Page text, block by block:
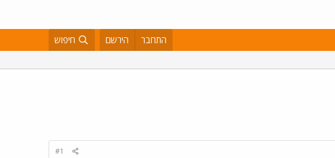
התחבר הירשם חיפוש
#1